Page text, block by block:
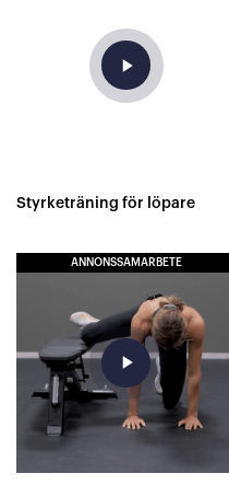
play_arrow
Styrketräning för löpare
ANNONSSAMARBETE
play_arrow